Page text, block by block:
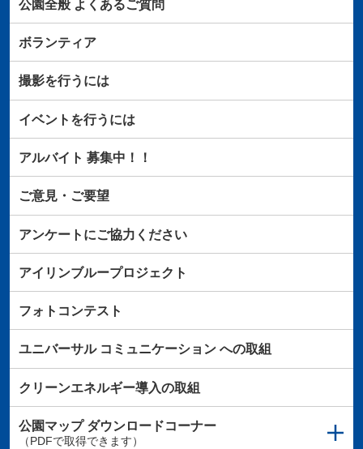
公園全般よくあるご質問
ボランティア
撮影を行うには
イベントを行うには
アルバイト 募集中！！
ご意見・ご要望
アンケートにご協力ください
アイリンブループロジェクト
フォトコンテスト
ユニバーサルコミュニケーションへの取組
クリーンエネルギー導入の取組
公園マップダウンロードコーナー
（PDFで取得できます）